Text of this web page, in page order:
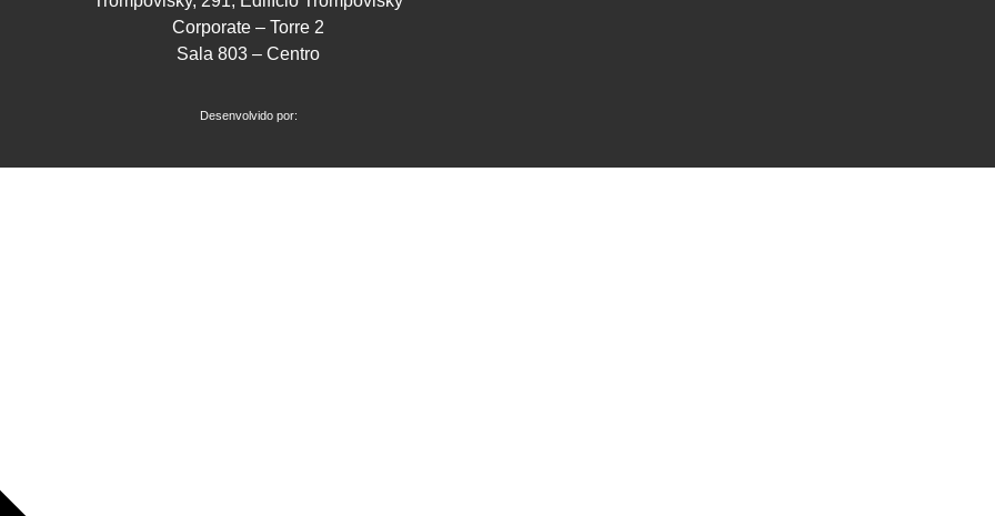
Corporate – Torre 2
Sala 803 – Centro
Desenvolvido por: